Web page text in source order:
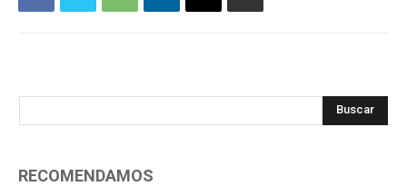
Buscar
RECOMENDAMOS